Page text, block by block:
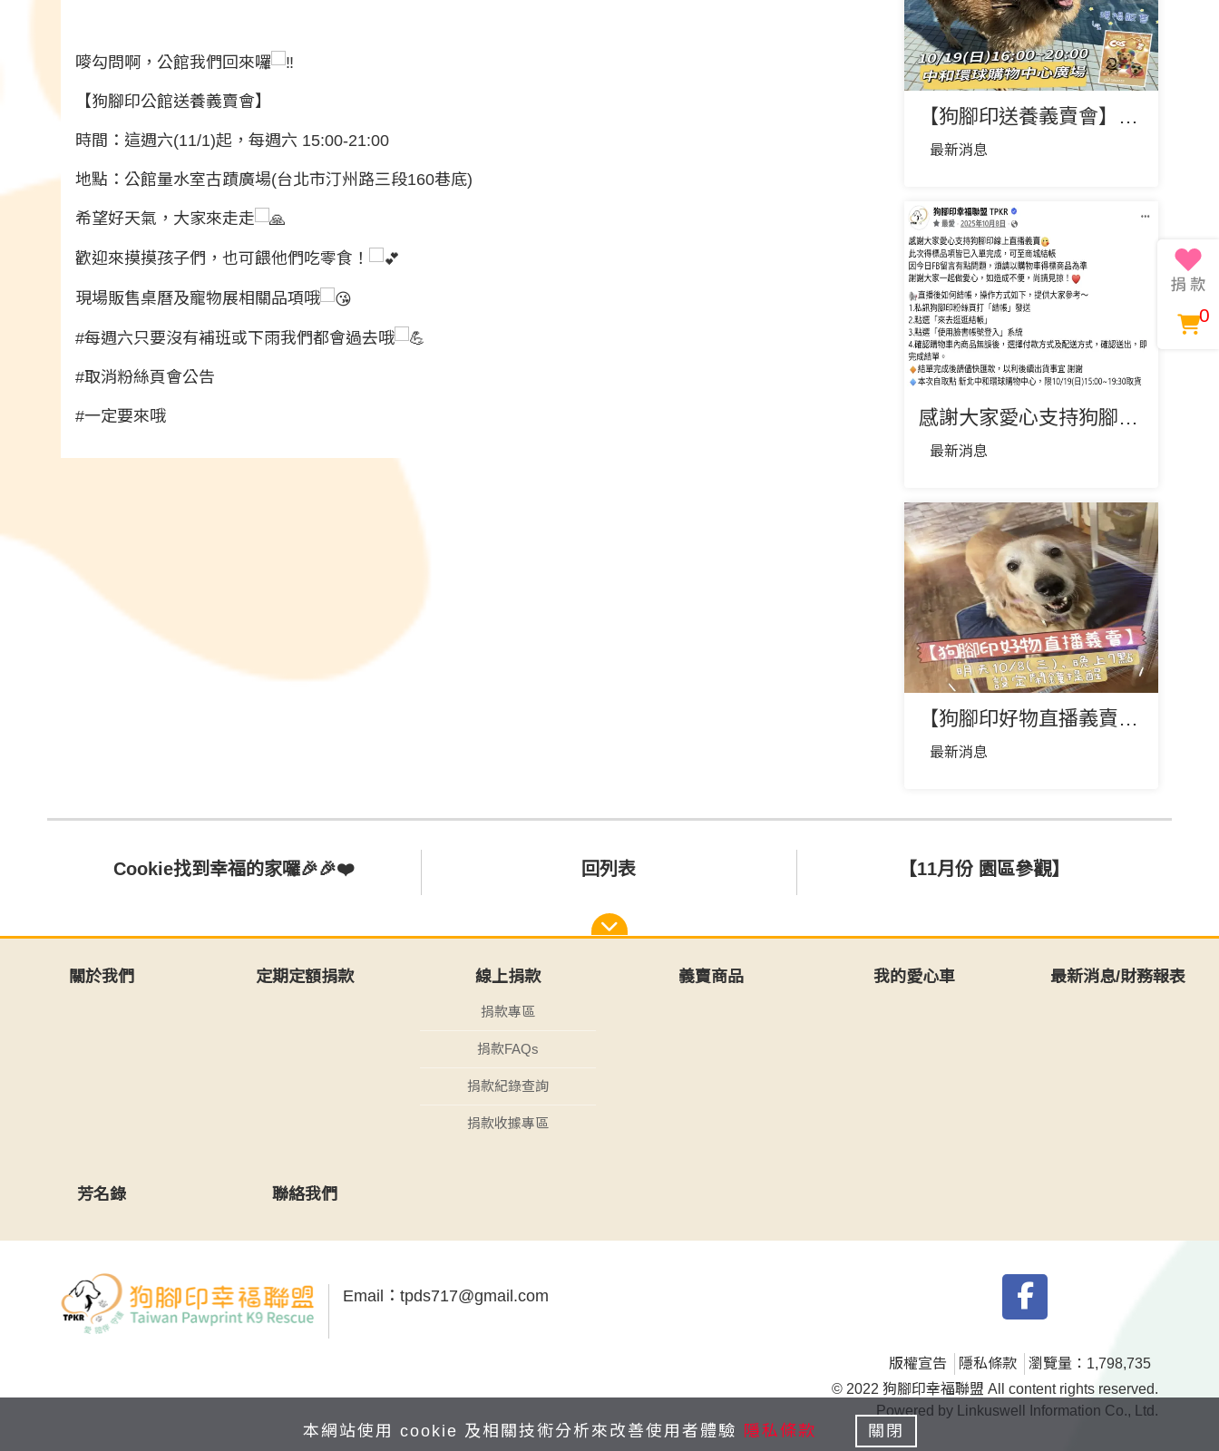
嘜勾問啊，公館我們回來囉
【狗腳印公館送養義賣會】
時間：這週六(11/1)起，每週六 15:00-21:00
地點：公館量水室古蹟廣場(台北市汀州路三段160巷底)
希望好天氣，大家來走走
歡迎來摸摸孩子們，也可餵他們吃零食！
現場販售桌曆及寵物展相關品項哦
#每週六只要沒有補班或下雨我們都會過去哦
#取消粉絲頁會公告
#一定要來哦
【狗腳印送養義賣會】來囉🎉💕
最新消息
感謝大家愛心支持狗腳印線上直播義賣😘 此次得標品項皆已入單完成，可至商城結帳
最新消息
【狗腳印好物直播義賣】來囉😉
最新消息
Cookie找到幸福的家囉🎉🎉❤️ 回列表 【11月份 園區參觀】
關於我們 定期定額捐款 線上捐款
捐款專區
捐款FAQs
捐款紀錄查詢
捐款收據專區
義賣商品 我的愛心車 最新消息/財務報表
芳名錄 聯絡我們
Email： tpds717@gmail.com
版權宣告 隱私條款
瀏覽量：1,798,735
© 2022 狗腳印幸福聯盟 All content rights reserved.
Powered by Linkuswell Information Co., Ltd.
0
本網站使用 cookie 及相關技術分析來改善使用者體驗 隱私條款 關閉